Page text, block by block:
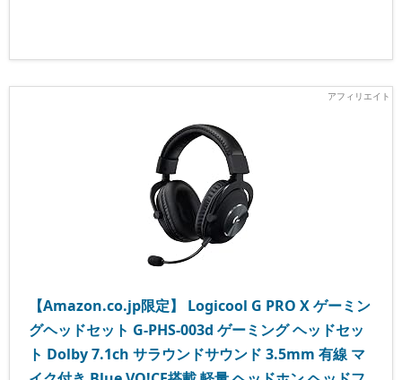
【Amazon.co.jp限定】 Logicool G PRO X ゲーミン
グヘッドセット G-PHS-003d ゲーミング ヘッドセッ
ト Dolby 7.1ch サラウンドサウンド 3.5mm 有線 マ